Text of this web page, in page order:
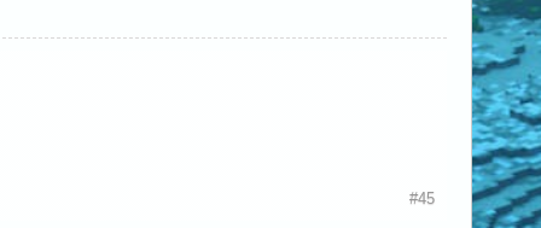
#45